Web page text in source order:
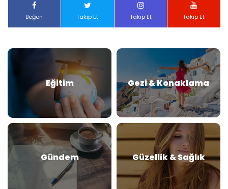
Beğen Takip Et Takip Et Takip Et
Eğitim Gezi & Konaklama
Gündem Güzellik & Sağlık